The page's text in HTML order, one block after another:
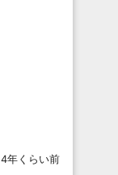
4年くらい前